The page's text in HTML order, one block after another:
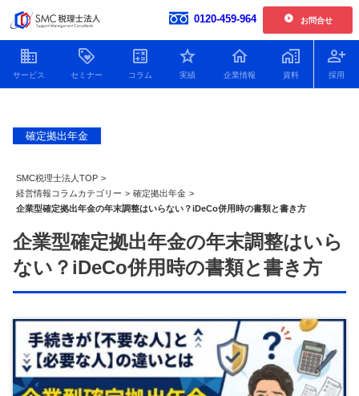
0120-459-964 お問合せ
顧問税理士をお探しの方
【2026年6.7.8.11月開催】企業型確定拠出年金導入セミナー
【2026年開催】日本一わかりやすい決算書活用セミナー
【2026年開催】中津川経営サロン 2025.11.25更新
開催中の複数回開催セミナー
【2026年12月開催】100年企業の経営者に学ぶ トップ対談セミナー
2026.07.21更新
2026.07.21更新
【2026年開催 第2期】銀行対応基礎講座(全5回) 2026.07.08更新
【2026年開催】PAL共催：第3回日本一の決算書の読み方塾
2026.06.09更新
らけ！減らし方と注意点に
ついてわかりやすく解説！
2025.7.30
のメリット・デメリットと
返済以外の解消方法につい
て解説！
2025.7.30
の必要書
ポイント
2023.8.24
社員紹介
人財育成
プライバシーポリシー
特定商取引法
Youtube動画をまとめました
確定拠出年金
SMC税理士法人TOP >
経営情報コラムカテゴリー > 確定拠出年金 >
企業型確定拠出年金の年末調整はいらない？iDeCo併用時の書類と書き方
企業型確定拠出年金の年末調整はいら
ない？iDeCo併用時の書類と書き方